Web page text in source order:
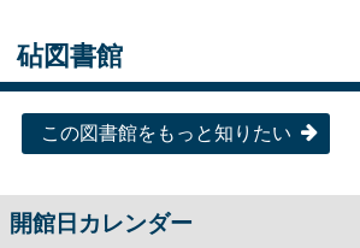
砧図書館
この図書館をもっと知りたい
開館日カレンダー